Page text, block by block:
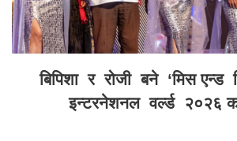
बिपिशा र रोजी बने ‘मिस
इन्टरनेशनल वर्ल्ड २०२६